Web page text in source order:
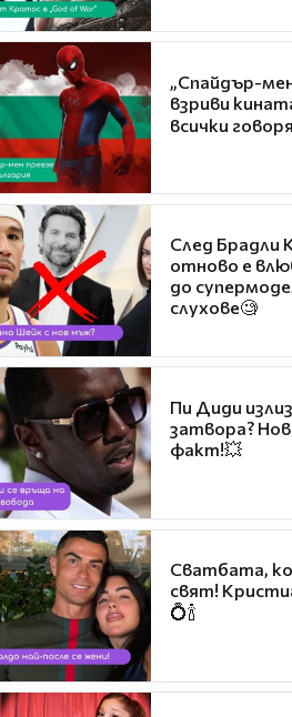
„Спайдър-
взриви
всички
След Брадли
отново е
до
слухове🧐
Пи Диди
затвора?
факт!💥
Сватбата,
свят!
💍🍾